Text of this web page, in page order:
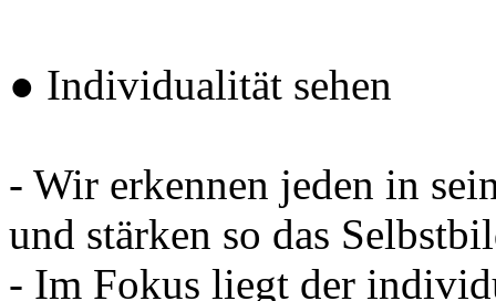
● Individualität sehen
- Wir erkennen jeden in
und stärken so das
- Im Fokus liegt der